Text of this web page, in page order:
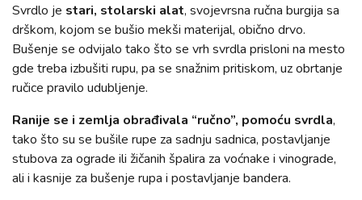
Svrdlo je stari, stolarski alat, svojevrsna ručna burgija sa
drškom, kojom se bušio mekši materijal, obično drvo.
Bušenje se odvijalo tako što se vrh svrdla prisloni na mesto
gde treba izbušiti rupu, pa se snažnim pritiskom, uz obrtanje
ručice pravilo udubljenje.
Ranije se i zemlja obrađivala “ručno”, pomoću svrdla,
tako što su se bušile rupe za sadnju sadnica, postavljanje
stubova za ograde ili žičanih špalira za voćnake i vinograde,
ali i kasnije za bušenje rupa i postavljanje bandera.